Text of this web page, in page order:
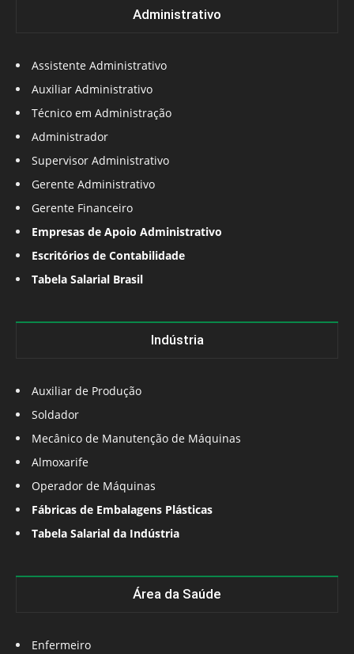
Administrativo
Assistente Administrativo
Auxiliar Administrativo
Técnico em Administração
Administrador
Supervisor Administrativo
Gerente Administrativo
Gerente Financeiro
Empresas de Apoio Administrativo
Escritórios de Contabilidade
Tabela Salarial Brasil
Indústria
Auxiliar de Produção
Soldador
Mecânico de Manutenção de Máquinas
Almoxarife
Operador de Máquinas
Fábricas de Embalagens Plásticas
Tabela Salarial da Indústria
Área da Saúde
Enfermeiro